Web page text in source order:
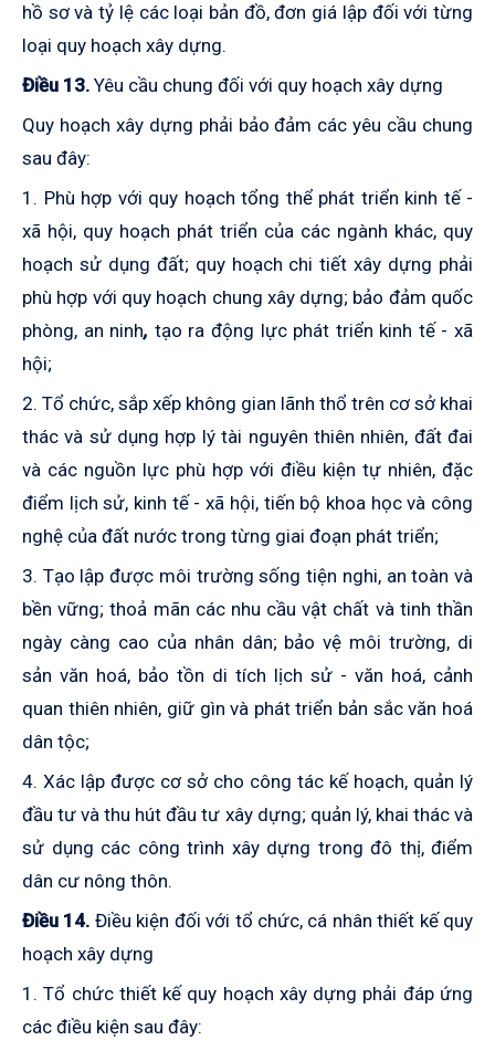
hồ sơ và tỷ lệ các loại bản đồ, đơn giá lập đối với từng
loại quy hoạch xây dựng.
Điều 13. Yêu cầu chung đối với quy hoạch xây dựng
Quy hoạch xây dựng phải bảo đảm các yêu cầu chung
sau đây:
1. Phù hợp với quy hoạch tổng thể phát triển kinh tế -
xã hội, quy hoạch phát triển của các ngành khác, quy
hoạch sử dụng đất; quy hoạch chi tiết xây dựng phải
phù hợp với quy hoạch chung xây dựng; bảo đảm quốc
phòng, an ninh, tạo ra động lực phát triển kinh tế - xã
hội;
2. Tổ chức, sắp xếp không gian lãnh thổ trên cơ sở khai
thác và sử dụng hợp lý tài nguyên thiên nhiên, đất đai
và các nguồn lực phù hợp với điều kiện tự nhiên, đặc
điểm lịch sử, kinh tế - xã hội, tiến bộ khoa học và công
nghệ của đất nước trong từng giai đoạn phát triển;
3. Tạo lập được môi trường sống tiện nghi, an toàn và
bền vững; thoả mãn các nhu cầu vật chất và tinh thần
ngày càng cao của nhân dân; bảo vệ môi trường, di
sản văn hoá, bảo tồn di tích lịch sử - văn hoá, cảnh
quan thiên nhiên, giữ gìn và phát triển bản sắc văn hoá
dân tộc;
4. Xác lập được cơ sở cho công tác kế hoạch, quản lý
đầu tư và thu hút đầu tư xây dựng; quản lý, khai thác và
sử dụng các công trình xây dựng trong đô thị, điểm
dân cư nông thôn.
Điều 14. Điều kiện đối với tổ chức, cá nhân thiết kế quy
hoạch xây dựng
1. Tổ chức thiết kế quy hoạch xây dựng phải đáp ứng
các điều kiện sau đây: